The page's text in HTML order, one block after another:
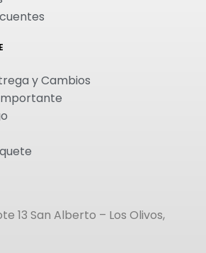
y Cambios
13 San Alberto – Los Olivos,